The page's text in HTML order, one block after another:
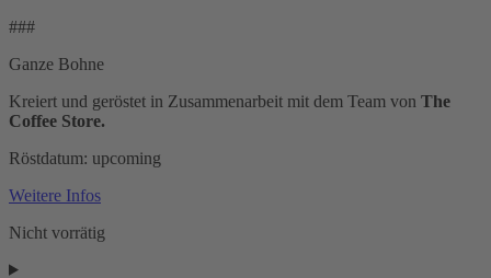
###
Ganze Bohne
Kreiert und geröstet in Zusammenarbeit mit dem Team von The
Coffee Store.
Röstdatum: upcoming
Weitere Infos
Nicht vorrätig